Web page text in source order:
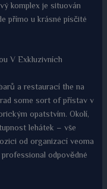
komplex je situován
přímo u krásné písčité
V Exkluzivních
a restaurací the na
some sort of přístav v
opatstvím. Okolí,
lehátek – vše
od organizací veoma
odpovědné